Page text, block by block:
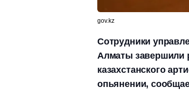
gov.kz
Сотрудники
Алматы завершили
казахстанского
опьянении,